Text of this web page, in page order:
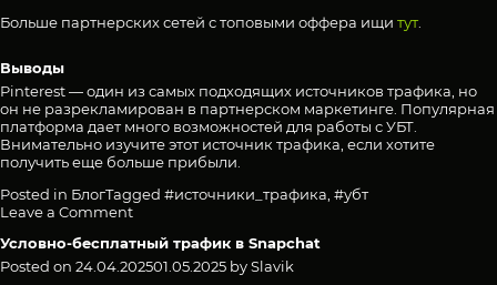
Больше партнерских сетей с топовыми оффера ищи тут
Выводы
Pinterest — один из самых подходящих источников трафика, но
он не разрекламирован в партнерском маркетинге. Популярная
платформа дает много возможностей для работы с УБТ.
Внимательно изучите этот источник трафика, если хотите
получить еще больше прибыли.
Posted in БлогTagged #источники_трафика #убт
Leave a Commenton
—
источник
Условно-бесплатный трафик в Snapchat
Posted on 24.04.202501.05.2025 bySlavik